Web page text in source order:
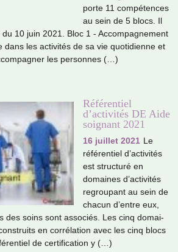
porte 11 com­pé­ten­ces
au sein de 5 blocs. Il
du 10 juin 2021. Bloc 1 - Accompagnement
dans les acti­vi­tés de sa vie quo­ti­dienne et
les per­son­nes (…)
Référentiel
d’activités DE Aide
soignant 2021
16 juillet 2021 Le
réfé­ren­tiel d’acti­vi­tés
est struc­turé en
domai­nes d’acti­vi­tés
regrou­pant au sein de
chacun d’entre eux,
des soins sont asso­ciés. Les cinq domai­
en cor­ré­la­tion avec les cinq blocs
de cer­ti­fi­ca­tion y (…)